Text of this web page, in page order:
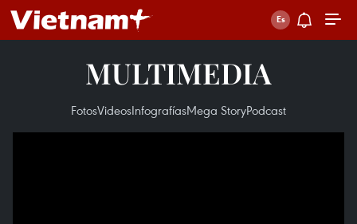
MULTIMEDIA
FotosVideosInfografíasMega StoryPodcast